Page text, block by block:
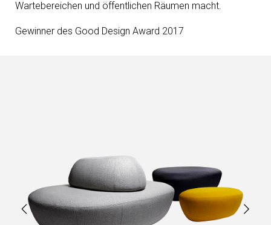
Wartebereichen und öffentlichen Räumen macht.
Gewinner des Good Design Award 2017